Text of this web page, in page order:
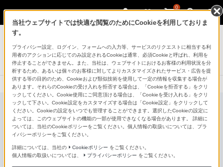
0
プロフェッショナルカムコーダー
B帯アナログワイヤレスマイクロホンパッケージ
UWP-D21
当社ウェブサイトでは快適な閲覧のためにCookieを利用しておりま
す。
プライバシー設定、ログイン、フォームへの入力等、サービスのリクエストに相当する利
用者のアクションに応じてのみ設定されるCookieは通常、必須Cookieと呼ばれ、利用を
停止することができません。また、当社は、ウェブサイトにおけるお客様の利用状況を分
析するため、あるいは個々のお客様に対してよりカスタマイズされたサービス・広告を提
供する等の目的のため、Cookieおよび類似技術を使用して一定の情報を収集する場合が
あります。それらのCookieの受け入れを拒否する場合は、「Cookieを拒否する」をクリ
ックしてください。Cookie使用にご同意頂ける場合は、「Cookieを受け入れる」をクリ
ックして下さい。Cookie設定をカスタマイズする場合は「Cookie設定」をクリックして
ください。Cookieの設定をいつでも管理することができます。選択したCookieの設定に
よっては、このウェブサイトの機能の一部が使用できなくなる場合があります。 詳細に
ついては、当社のCookieポリシーをご覧ください。個人情報の取扱いについては、プラ
イバシーポリシーをご覧ください。
詳細については、当社の Cookieポリシー をご覧ください。
個人情報の取扱いについては、
プライバシーポリシー をご覧ください。